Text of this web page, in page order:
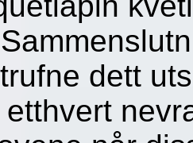
dett